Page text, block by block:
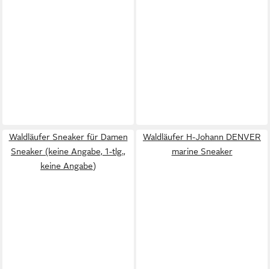
Waldläufer Sneaker für Damen
Sneaker (keine Angabe, 1-tlg.,
keine Angabe)
Waldläufer H-Johann DENVER
marine Sneaker